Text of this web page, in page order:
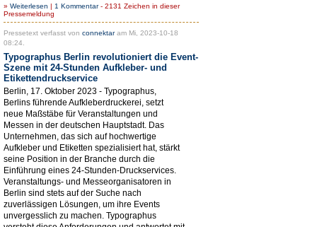
» Weiterlesen | 1 Kommentar- 2131 Zeichen in dieser
Pressemeldung
Pressetext verfasst von connektaram Mi, 2023-10-18
08:24.
Typographus Berlin revolutioniert die Event-
Szene mit 24-Stunden Aufkleber- und
Etikettendruckservice
Berlin, 17. Oktober 2023 - Typographus,
Berlins führende Aufkleberdruckerei, setzt
neue Maßstäbe für Veranstaltungen und
Messen in der deutschen Hauptstadt. Das
Unternehmen, das sich auf hochwertige
Aufkleber und Etiketten spezialisiert hat, stärkt
seine Position in der Branche durch die
Einführung eines 24-Stunden-Druckservices.
Veranstaltungs- und Messeorganisatoren in
Berlin sind stets auf der Suche nach
zuverlässigen Lösungen, um ihre Events
unvergesslich zu machen. Typographus